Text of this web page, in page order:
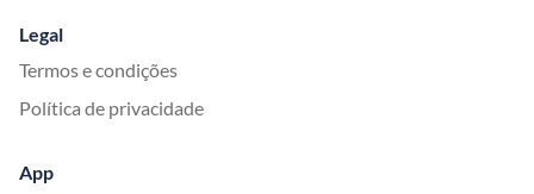
Legal
Termos e condições
Política de privacidade
App